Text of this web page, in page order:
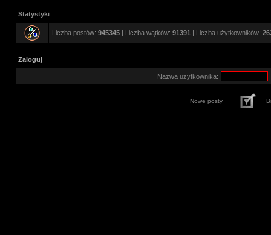
Statystyki
Liczba postów: 945345 | Liczba wątków: 91391 | Liczba użytkowników:
Zaloguj
Nazwa użytkownika:
Nowe posty